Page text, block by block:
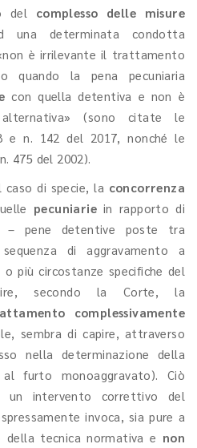
del complesso delle misure
una determinata condotta
è irrilevante il trattamento
quando la pena pecuniaria
con quella detentiva e non è
(sono citate le
e n. 142 del 2017, nonché le
475 del 2002).
di specie, la concorrenza
pecuniariein rapporto di
– pene detentive poste tra
di aggravamento a
o più circostanze specifiche del
secondo la Corte, la
complessivamente
sembra di capire, attraverso
nella determinazione della
furto monoaggravato). Ciò
un intervento correttivo del
invoca, sia pure a
tecnica normativa e non